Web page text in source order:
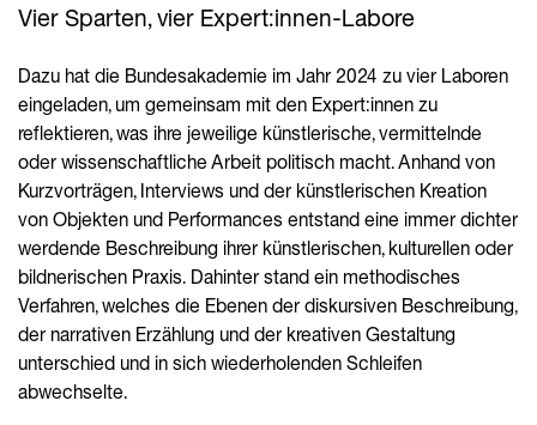
Vier Sparten, vier Expert:innen-Labore
Dazu hat die Bundesakademie im Jahr 2024 zu vier Laboren
eingeladen, um gemeinsam mit den Expert:innen zu
reflektieren, was ihre jeweilige künstlerische, vermittelnde
oder wissenschaftliche Arbeit politisch macht. Anhand von
Kurzvorträgen, Interviews und der künstlerischen Kreation
von Objekten und Performances entstand eine immer dichter
werdende Beschreibung ihrer künstlerischen, kulturellen oder
bildnerischen Praxis. Dahinter stand ein methodisches
Verfahren, welches die Ebenen der diskursiven Beschreibung,
der narrativen Erzählung und der kreativen Gestaltung
unterschied und in sich wiederholenden Schleifen
abwechselte.